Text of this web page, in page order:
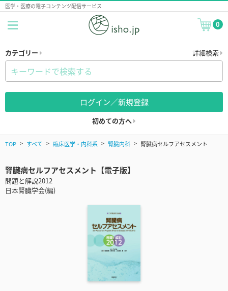
医学・医療の電子コンテンツ配信サービス
0
カテゴリー 詳細検索
ログイン／新規登録
初めての方へ
TOP すべて 臨床医学・内科系 腎臓内科 腎臓病セルフアセスメント
腎臓病セルフアセスメント【電子版】
問題と解説2012
日本腎臓学会(編)